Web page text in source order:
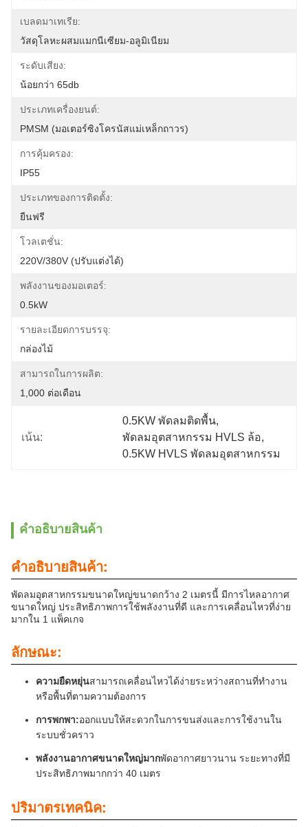
เบลดมาเทเรีย:
วัสดุโลหะผสมแมกนีเซียม-อลูมิเนียม
ระดับเสียง:
น้อยกว่า 65db
ประเภทเครื่องยนต์:
PMSM (มอเตอร์ซิงโครนัสแม่เหล็กถาวร)
การคุ้มครอง:
IP55
ประเภทของการติดตั้ง:
ยืนฟรี
โวลเตชั่น:
220V/380V (ปรับแต่งได้)
พลังงานของมอเตอร์:
0.5kW
รายละเอียดการบรรจุ:
กล่องไม้
สามารถในการผลิต:
1,000 ต่อเดือน
เน้น:
0.5KW พัดลมติดพื้น,
พัดลมอุตสาหกรรม HVLS ล้อ,
0.5KW HVLS พัดลมอุตสาหกรรม
คําอธิบายสินค้า
คําอธิบายสินค้า:
พัดลมอุตสาหกรรมขนาดใหญ่ขนาดกว้าง 2 เมตรนี้ มีการไหลอากาศ
ขนาดใหญ่ ประสิทธิภาพการใช้พลังงานที่ดี และการเคลื่อนไหวที่ง่าย
มากใน 1 แพ็คเกจ
ลักษณะ:
ความยืดหยุ่นสามารถเคลื่อนไหวได้ง่ายระหว่างสถานที่ทํางาน
หรือพื้นที่ตามความต้องการ
การพกพา:ออกแบบให้สะดวกในการขนส่งและการใช้งานใน
ระบบชั่วคราว
พลังงานอากาศขนาดใหญ่มากพัดอากาศยาวนาน ระยะทางที่มี
ประสิทธิภาพมากกว่า 40 เมตร
ปริมาตรเทคนิค: